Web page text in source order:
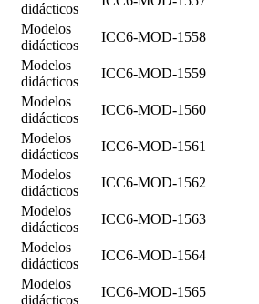
didácticos
Modelos
didácticos
ICC6-MOD-1558
Modelos
didácticos
ICC6-MOD-1559
Modelos
didácticos
ICC6-MOD-1560
Modelos
didácticos
ICC6-MOD-1561
Modelos
didácticos
ICC6-MOD-1562
Modelos
didácticos
ICC6-MOD-1563
Modelos
didácticos
ICC6-MOD-1564
Modelos
didácticos
ICC6-MOD-1565